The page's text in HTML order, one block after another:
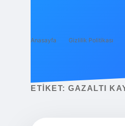
Anasayfa Gizlilik Politikası
ETIKET: GAZALTI